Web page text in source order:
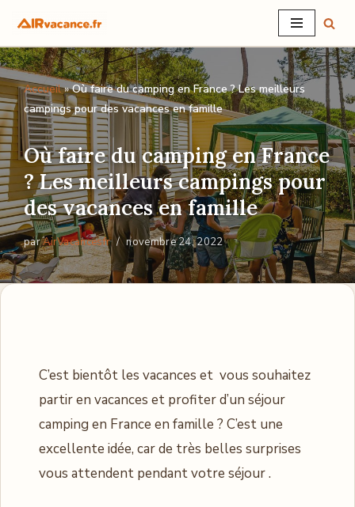
Aller
au
contenu
Accueil»Où faire du camping en France ? Les meilleurs
campings pour des vacances en famille
Où faire du camping en France
? Les meilleurs campings pour
des vacances en famille
parAirVacancesfr novembre 24, 2022
C’est bientôt les vacances et vous souhaitez
partir en vacances et profiter d’un séjour
camping en France en famille ? C’est une
excellente idée, car de très belles surprises
vous attendent pendant votre séjour .